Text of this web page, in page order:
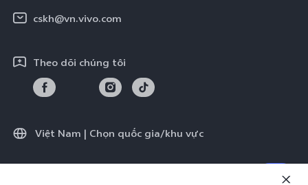
Truy vấn tiến độ sửa chữa
Chính sách bảo hành của vivo
Tải LUTs để khôi phục Log
cskh@vn.vivo.com
Theo dõi chúng tôi
Việt Nam | Chọn quốc gia/khu vực